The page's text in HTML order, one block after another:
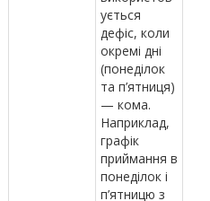
ується
дефіс, коли
окремі дні
(понеділок
та п’ятниця)
— кома.
Наприклад,
графік
приймання в
понеділок і
п’ятницю з